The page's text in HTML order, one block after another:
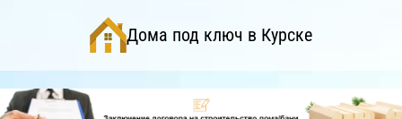
Дома под ключ в Курске